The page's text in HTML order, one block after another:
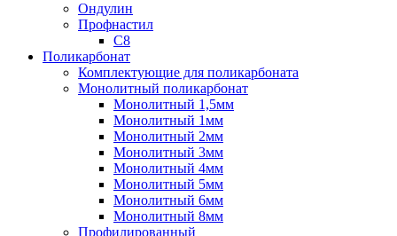
Ондулин
Профнастил
С8
Поликарбонат
Комплектующие для поликарбоната
Монолитный поликарбонат
Монолитный 1,5мм
Монолитный 1мм
Монолитный 2мм
Монолитный 3мм
Монолитный 4мм
Монолитный 5мм
Монолитный 6мм
Монолитный 8мм
Профилированный